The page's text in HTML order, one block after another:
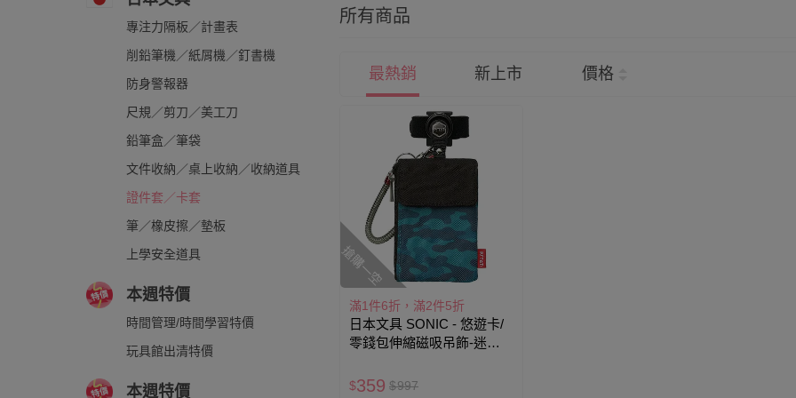
專注力隔板／計畫表
削鉛筆機／紙屑機／釘書機
防身警報器
尺規／剪刀／美工刀
鉛筆盒／筆袋
文件收納／桌上收納／收納道具
證件套／卡套
筆／橡皮擦／墊板
上學安全道具
本週特價
時間管理/時間學習特價
玩具館出清特價
本週特價
所有商品
最熱銷 新上市 價格
搶購一空
滿1件6折，滿2件5折
日本文具 SONIC - 悠遊卡/
零錢包伸縮磁吸吊飾-迷彩
$359 $997